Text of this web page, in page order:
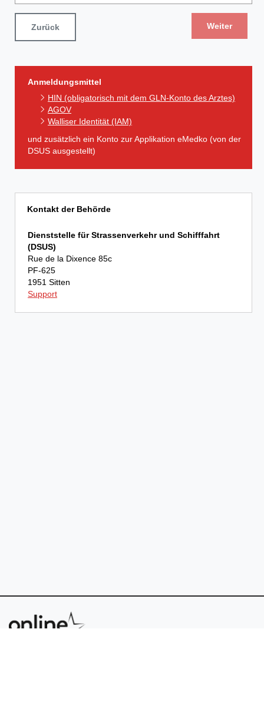
Zurück Weiter
Anmeldungsmittel
HIN (obligatorisch mit dem GLN-Konto des Arztes)
AGOV
Walliser Identität (IAM)
und zusätzlich ein Konto zur Applikation eMedko (von der
DSUS ausgestellt)
Kontakt der Behörde
Dienststelle für Strassenverkehr und Schifffahrt
(DSUS)
Rue de la Dixence 85c
PF-625
1951 Sitten
Support